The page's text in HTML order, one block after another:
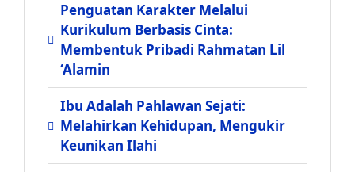
Penguatan Karakter Melalui
Kurikulum Berbasis Cinta:
Membentuk Pribadi Rahmatan Lil
‘Alamin
Ibu Adalah Pahlawan Sejati:
Melahirkan Kehidupan, Mengukir
Keunikan Ilahi